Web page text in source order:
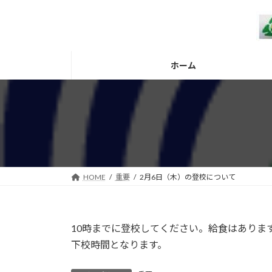
へ
ョ
ホーム
HOME 重要 2月6日（木）の登校について
10時までに登校してください。給食はあり
下校時間となります。